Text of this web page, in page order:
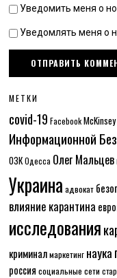
Уведомить меня о
Уведомлять меня о
МЕТКИ
covid-19 Facebook McKinsey
Информационной
ОЗК Одесса Олег Мальцев
Украина адвокат
влияние карантина
исследования
криминалмаркетинг наука
россия социальные сети